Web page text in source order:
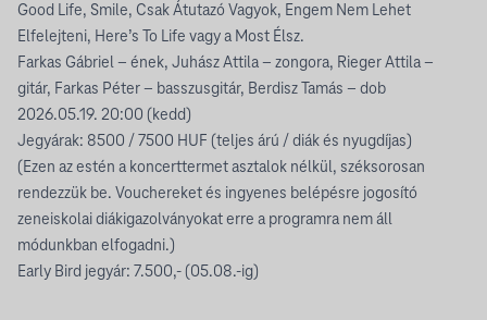
Good Life, Smile, Csak Átutazó Vagyok, Engem Nem Lehet
Elfelejteni, Here’s To Life vagy a Most Élsz.
Farkas Gábriel – ének, Juhász Attila – zongora, Rieger Attila –
gitár, Farkas Péter – basszusgitár, Berdisz Tamás – dob
2026.05.19. 20:00 (kedd)
Jegyárak: 8500 / 7500 HUF (teljes árú / diák és nyugdíjas)
(Ezen az estén a koncerttermet asztalok nélkül, széksorosan
rendezzük be. Vouchereket és ingyenes belépésre jogosító
zeneiskolai diákigazolványokat erre a programra nem áll
módunkban elfogadni.)
Early Bird jegyár: 7.500,- (05.08.-ig)